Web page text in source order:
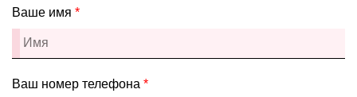
Ваше имя *
Ваш номер телефона *